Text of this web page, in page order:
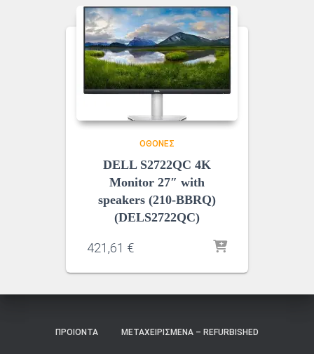
ΟΘΌΝΕΣ
DELL S2722QC 4K
Monitor 27″ with
speakers (210-BBRQ)
(DELS2722QC)
421,61 €
ΠΡΟΙΌΝΤΑ ΜΕΤΑΧΕΙΡΙΣΜΈΝΑ – REFURBISHED